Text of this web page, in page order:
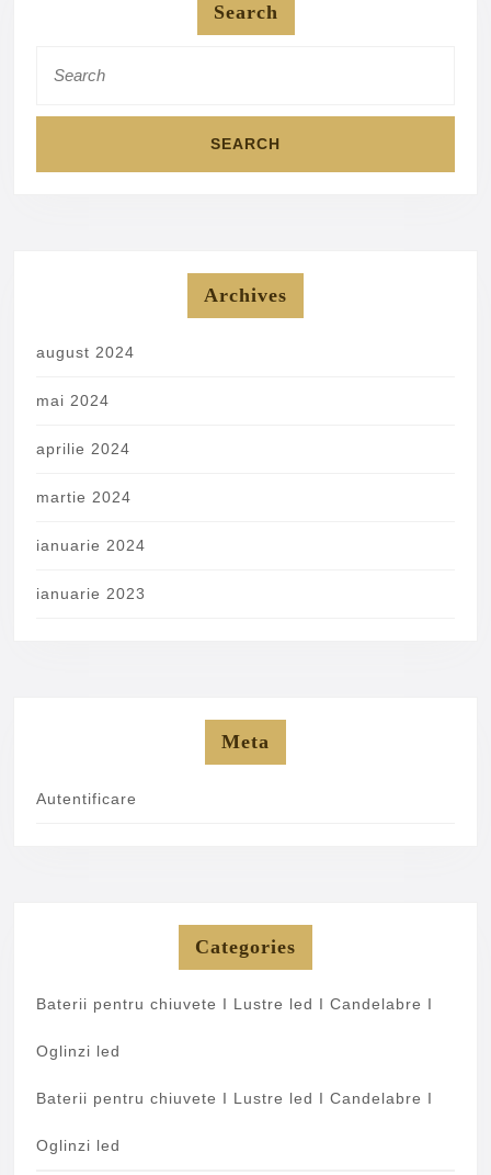
Search
for:
Archives
august 2024
mai 2024
aprilie 2024
martie 2024
ianuarie 2024
ianuarie 2023
Meta
Autentificare
Categories
Baterii pentru chiuvete I Lustre led I Candelabre I
Oglinzi led
Baterii pentru chiuvete I Lustre led I Candelabre I
Oglinzi led